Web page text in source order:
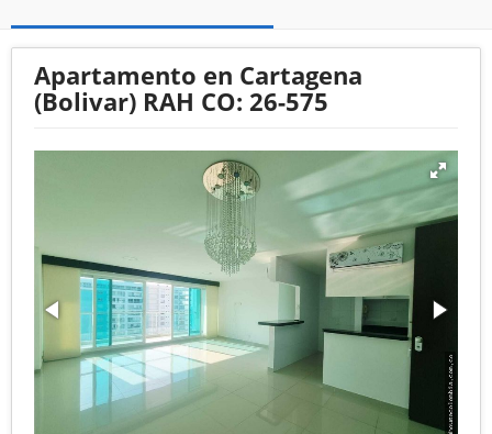
Apartamento en Cartagena
(Bolivar) RAH CO: 26-575